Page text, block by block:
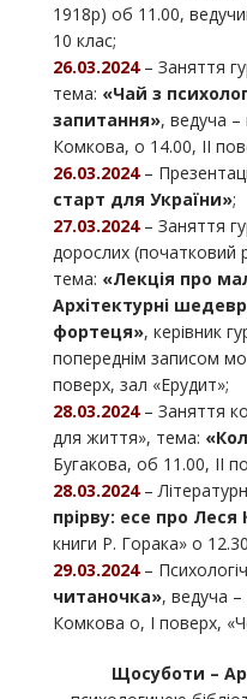
1918р) об 11.00,
10 клас;
26.03.2024 – Заняття
тема: «Чай з
запитання», ведуча –
Комкова, о 14.00, ІІ
26.03.2024–
старт для України»;
27.03.2024– Заняття
дорослих (початковий
тема: «Лекція про
Архітектурні
фортеця», керівник
попереднім записом
поверх, зал «Ерудит»;
28.03.2024 – Заняття
для життя», тема:
Бугакова, об 11.00, ІІ
28.03.2024 –
прірву: есе про Леся
книги Р. Горака» о
29.03.2024–
читаночка», ведуча –
Комкова о, І поверх,
Щосуботи –